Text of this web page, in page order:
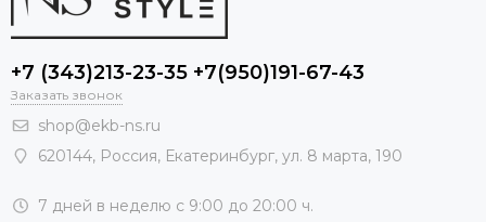
+7 (343)213-23-35 +7(950)191-67-43
Заказать звонок
shop@ekb-ns.ru
620144, Россия, Екатеринбург, ул. 8 марта, 190
7 дней в неделю с 9:00 до 20:00 ч.